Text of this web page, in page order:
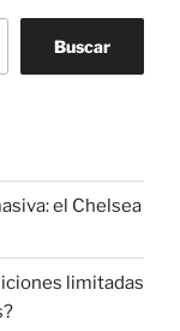
Buscar
el Chelsea
limitadas